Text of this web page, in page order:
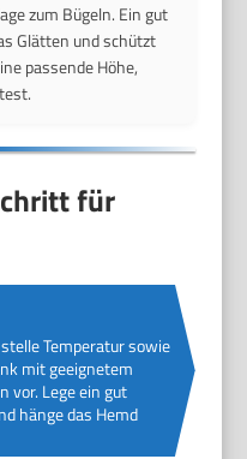
zum Bügeln. Ein gut
Glätten und schützt
passende Höhe,
für
Temperatur sowie
mit geeignetem
vor. Lege ein gut
hänge das Hemd